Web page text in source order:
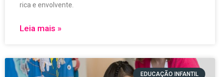
rica e envolvente.
Leia mais »
EDUCAÇÃO INFANTIL